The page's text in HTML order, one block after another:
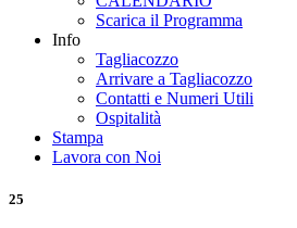
Scarica il Programma
Info
Tagliacozzo
Arrivare a Tagliacozzo
Contatti e Numeri Utili
Ospitalità
Stampa
Lavora con Noi
25